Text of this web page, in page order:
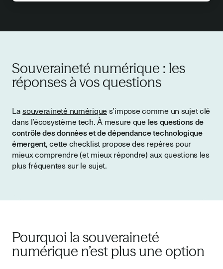
Souveraineté numérique : les
réponses à vos questions
Lasouveraineté numérique s’impose comme un sujet clé
dans l’écosystème tech. À mesure que les questions de
contrôle des données et de dépendance technologique
émergent, cette checklist propose des repères pour
mieux comprendre (et mieux répondre) aux questions les
plus fréquentes sur le sujet.
Pourquoi la souveraineté
numérique n’est plus une option